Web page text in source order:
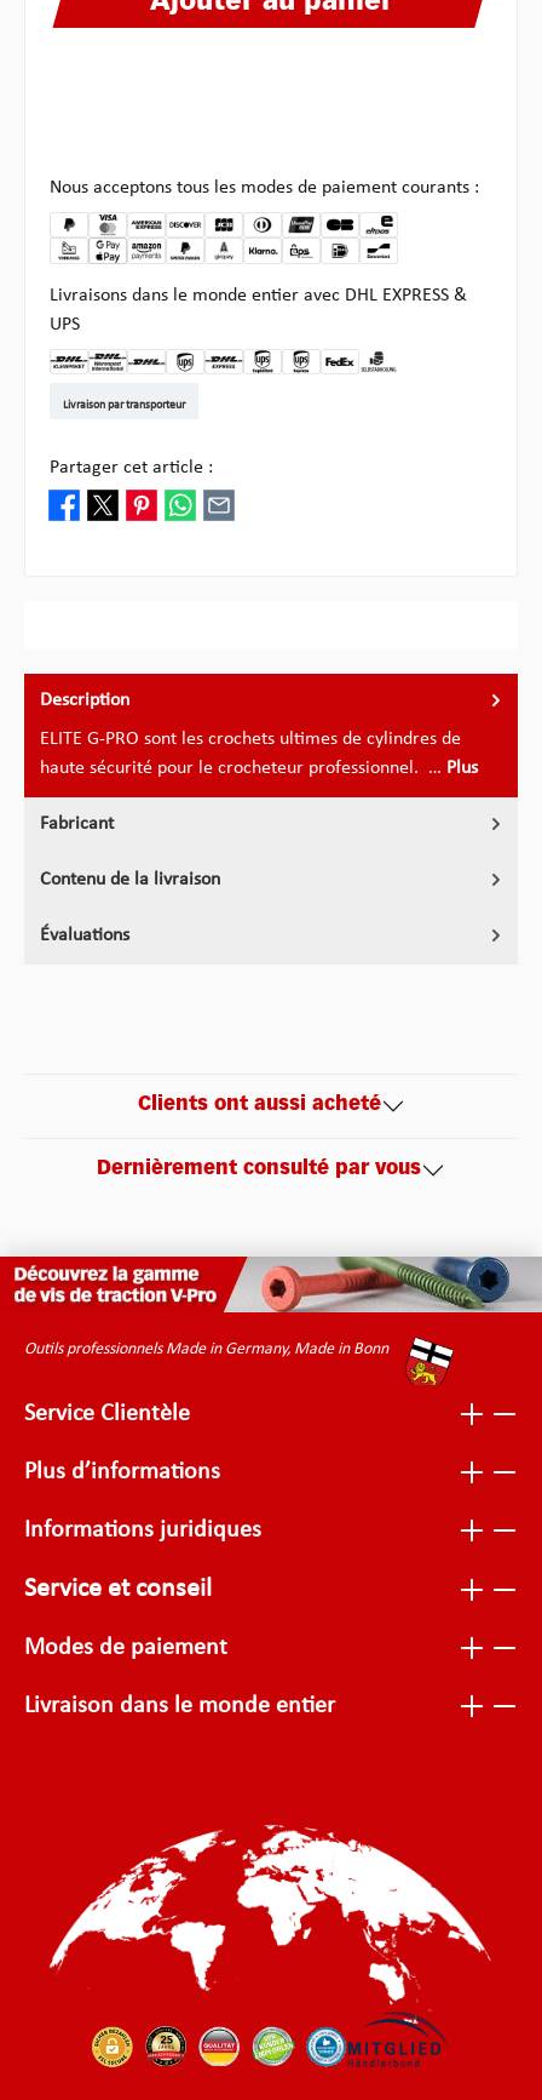
Nous acceptons tous les modes de paiement courants :
Livraisons dans le monde entier avec DHL EXPRESS &
UPS
Livraison par transporteur
Partager cet article :
Description
ELITE G-PRO sont les crochets ultimes de cylindres de
haute sécurité pour le crocheteur professionnel. … Plus
Fabricant
Contenu de la livraison
Évaluations
Clients ont aussi acheté
Dernièrement consulté par vous
Outils professionnels Made in Germany, Made in Bonn
Service Clientèle
Plus d’informations
Informations juridiques
Service et conseil
Modes de paiement
Livraison dans le monde entier